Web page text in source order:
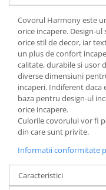
Covorul Harmony este
orice incapere. Design-
orice stil de decor, iar
un plus de confort
calitate, durabile si usor
diverse dimensiuni
incaperi. Indiferent daca
baza pentru design-ul
orice incapere.
Culorile covorului vor fi
din care sunt privite.
Informatii conformitate
Caracteristici